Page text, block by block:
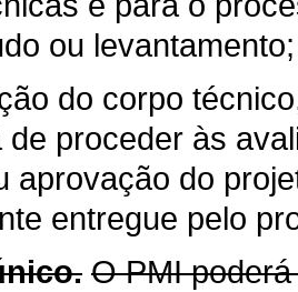
ou levantamento;
do corpo
de proceder às
aprovação do
entregue pelo
O PMI